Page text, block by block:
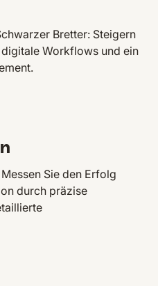
Bretter: Steigern
Workflows und ein
Sie den Erfolg
durch präzise